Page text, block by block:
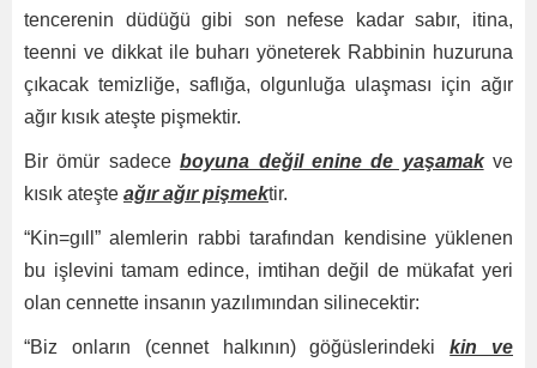
tencerenin düdüğü gibi son nefese kadar sabır, itina,
teenni ve dikkat ile buharı yöneterek Rabbinin huzuruna
çıkacak temizliğe, saflığa, olgunluğa ulaşması için ağır
ağır kısık ateşte pişmektir.
Bir ömür sadeceboyuna değil enine de yaşamakve
kısık ateşte ağır ağır pişmektir.
“Kin=gıll” alemlerin rabbi tarafından kendisine yüklenen
bu işlevini tamam edince, imtihan değil de mükafat yeri
olan cennette insanın yazılımından silinecektir:
“Biz onların (cennet halkının) göğüslerindekikin ve